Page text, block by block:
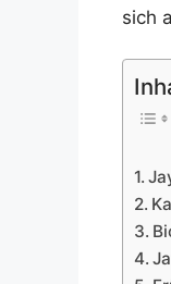
sich